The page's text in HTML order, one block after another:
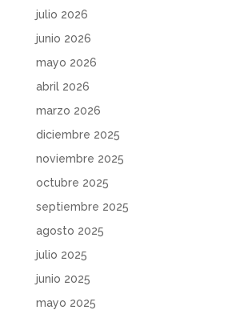
julio 2026
junio 2026
mayo 2026
abril 2026
marzo 2026
diciembre 2025
noviembre 2025
octubre 2025
septiembre 2025
agosto 2025
julio 2025
junio 2025
mayo 2025